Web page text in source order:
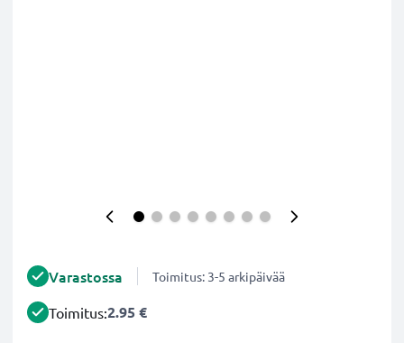
Varastossa Toimitus: 3-5 arkipäivää
Toimitus:2.95 €